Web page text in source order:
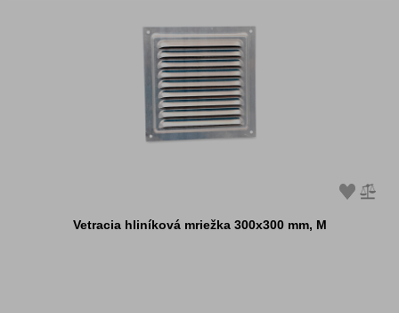
Vetracia hliníková mriežka 300x300 mm, M